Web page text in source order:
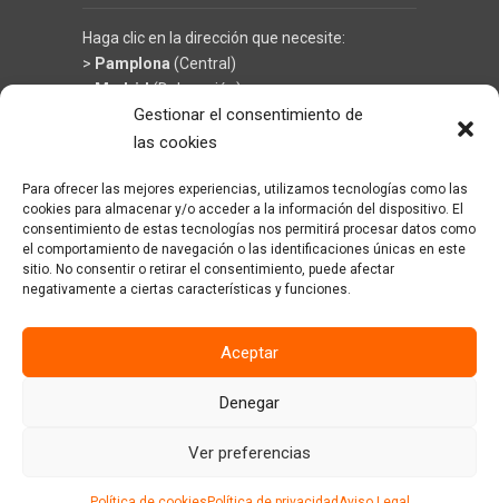
Gestionar el consentimiento de
las cookies
Para ofrecer las mejores experiencias, utilizamos tecnologías como las
cookies para almacenar y/o acceder a la información del dispositivo. El
consentimiento de estas tecnologías nos permitirá procesar datos como
el comportamiento de navegación o las identificaciones únicas en este
sitio. No consentir o retirar el consentimiento, puede afectar
negativamente a ciertas características y funciones.
Aceptar
Denegar
Ver preferencias
Haga clic en la dirección que necesite:
> Pamplona (Central)
>Madrid(Delegación)
© KRÜGER TECHNOLOGY S.L.- Soluciones en
limpieza y climatización
A brand of